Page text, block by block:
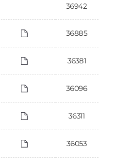
36942
36885
36381
36096
36311
36053